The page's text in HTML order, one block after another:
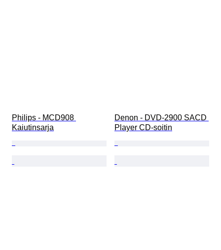
Philips - MCD908
Kaiutinsarja
Denon - DVD-2900 SACD
Player CD-soitin